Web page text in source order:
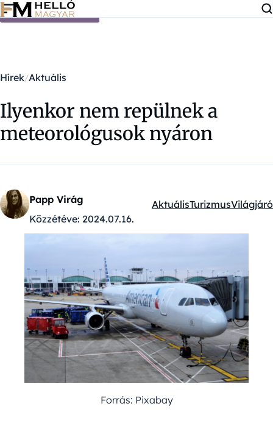
Ugrás a tartalomra
Hírek Aktuális
Ilyenkor nem repülnek a
meteorológusok nyáron
Papp Virág
Közzétéve: 2024.07.16.
Kategóriák:
AktuálisTurizmusVilágjáró
Forrás: Pixabay